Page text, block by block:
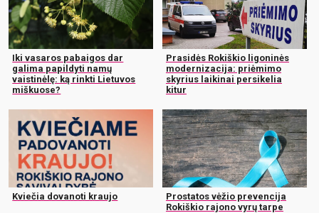
Iki vasaros pabaigos dar
galima papildyti namų
vaistinėlę: ką rinkti Lietuvos
miškuose?
Prasidės Rokiškio ligoninės
modernizacija: priėmimo
skyrius laikinai persikelia
kitur
Kviečia dovanoti kraujo
Prostatos vėžio prevencija
Rokiškio rajono vyrų tarpe